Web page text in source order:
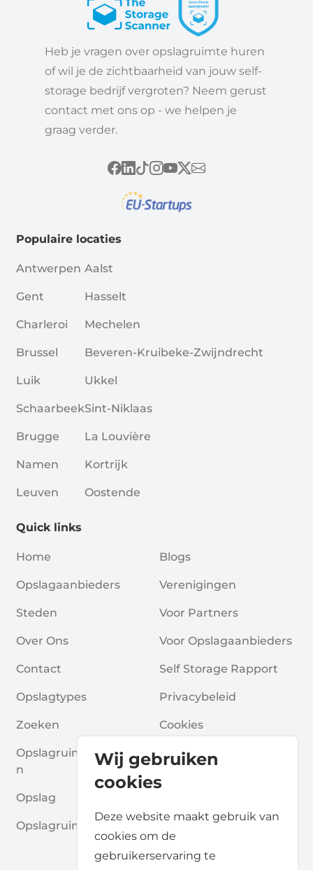
Wij gebruiken
cookies
Deze website maakt gebruik van
cookies om de
gebruikerservaring te
Heb je vragen over opslagruimte huren
of wil je de zichtbaarheid van jouw self-
storage bedrijf vergroten? Neem gerust
contact met ons op - we helpen je
graag verder.
Populaire locaties
Antwerpen
Gent
Charleroi
Brussel
Luik
Schaarbeek
Brugge
Namen
Leuven
Aalst
Hasselt
Mechelen
Beveren-Kruibeke-Zwijndrecht
Ukkel
Sint-Niklaas
La Louvière
Kortrijk
Oostende
Quick links
Home
Opslagaanbieders
Steden
Over Ons
Contact
Opslagtypes
Zoeken
Opslagruimte Aanvrage
N
Opslag
Opslagruimte Gidsen
Blogs
Verenigingen
Voor Partners
Voor Opslagaanbieders
Self Storage Rapport
Privacybeleid
Cookies
Algemene Voorwaarde
N